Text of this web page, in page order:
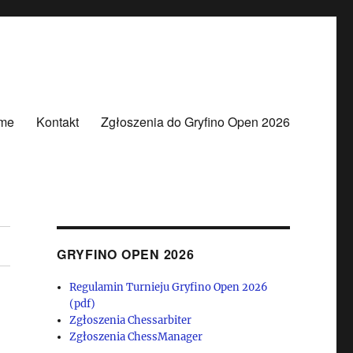
Kontakt Zgłoszenia do Gryfino Open 2026
GRYFINO OPEN 2026
Regulamin Turnieju Gryfino Open 2026
(pdf)
Zgłoszenia Chessarbiter
Zgłoszenia ChessManager